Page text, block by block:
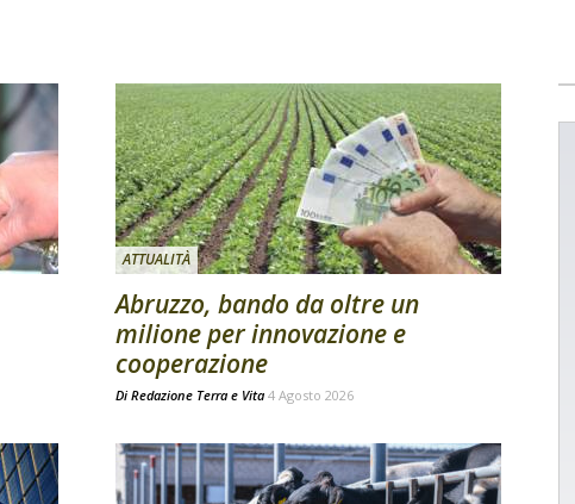
ATTUALITÀ
Abruzzo, bando da oltre un
milione per innovazione e
cooperazione
Di Redazione Terra e Vita 4 Agosto 2026